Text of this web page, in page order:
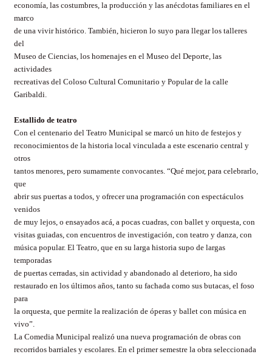
economía, las costumbres, la producción y las anécdotas familiares en el
marco
de una vivir histórico. También, hicieron lo suyo para llegar los talleres
del
Museo de Ciencias, los homenajes en el Museo del Deporte, las
actividades
recreativas del Coloso Cultural Comunitario y Popular de la calle
Garibaldi.
Estallido de teatro
Con el centenario del Teatro Municipal se marcó un hito de festejos y
reconocimientos de la historia local vinculada a este escenario central y
otros
tantos menores, pero sumamente convocantes. “Qué mejor, para celebrarlo,
que
abrir sus puertas a todos, y ofrecer una programación con espectáculos
venidos
de muy lejos, o ensayados acá, a pocas cuadras, con ballet y orquesta, con
visitas guiadas, con encuentros de investigación, con teatro y danza, con
música popular. El Teatro, que en su larga historia supo de largas
temporadas
de puertas cerradas, sin actividad y abandonado al deterioro, ha sido
restaurado en los últimos años, tanto su fachada como sus butacas, el foso
para
la orquesta, que permite la realización de óperas y ballet con música en
vivo”.
La Comedia Municipal realizó una nueva programación de obras con
recorridos barriales y escolares. En el primer semestre la obra seleccionada